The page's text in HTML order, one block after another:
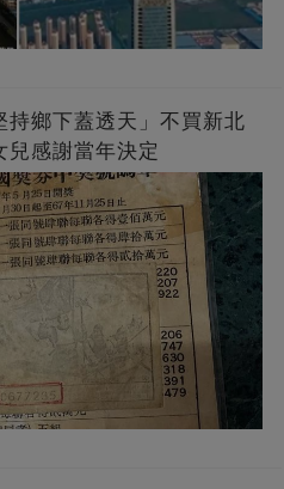
鄉下蓋透天」不買新北
感謝當年決定